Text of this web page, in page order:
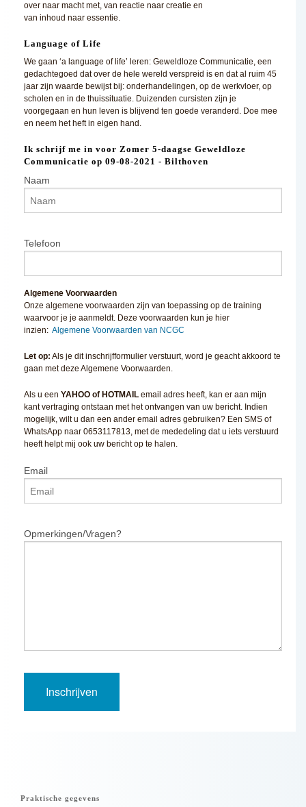
over naar macht met, van reactie naar creatie en
van inhoud naar essentie.
Language of Life
We gaan ‘a language of life’ leren: Geweldloze Communicatie, een
gedachtegoed dat over de hele wereld verspreid is en dat al ruim 45
jaar zijn waarde bewijst bij: onderhandelingen, op de werkvloer, op
scholen en in de thuissituatie. Duizenden cursisten zijn je
voorgegaan en hun leven is blijvend ten goede veranderd. Doe mee
en neem het heft in eigen hand.
Ik schrijf me in voor Zomer 5-daagse Geweldloze
Communicatie op 09-08-2021 - Bilthoven
Naam
Telefoon
Algemene Voorwaarden
Onze algemene voorwaarden zijn van toepassing op de training
waarvoor je je aanmeldt. Deze voorwaarden kun je hier
inzien: Algemene Voorwaarden van NCGC
Let op: Als je dit inschrijfformulier verstuurt, word je geacht akkoord te
gaan met deze Algemene Voorwaarden.
Als u een YAHOO of HOTMAIL email adres heeft, kan er aan mijn
kant vertraging ontstaan met het ontvangen van uw bericht. Indien
mogelijk, wilt u dan een ander email adres gebruiken? Een SMS of
WhatsApp naar 0653117813, met de mededeling dat u iets verstuurd
heeft helpt mij ook uw bericht op te halen.
Email
Opmerkingen/Vragen?
Praktische gegevens